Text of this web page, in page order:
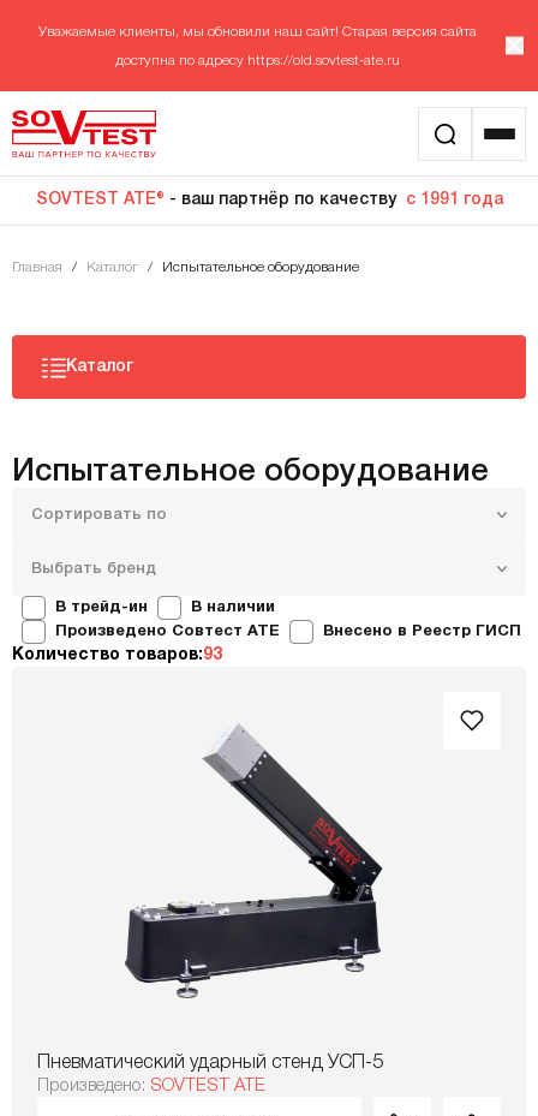
Уважаемые клиенты, мы обновили наш сайт! Старая версия сайта
доступна по адресу https://old.sovtest-ate.ru
SOVTEST ATE® - ваш партнёр по качеству с 1991 года
Главная / Каталог / Испытательное оборудование
Каталог
Испытательное оборудование
Сортировать по
Выбрать бренд
В трейд-ин
В наличии
Произведено Совтест ATE
Внесено в Реестр ГИСП
Количество товаров:93
Пневматический ударный стенд УСП-5
Произведено: SOVTEST ATE